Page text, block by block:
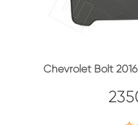
Chevrolet Bolt